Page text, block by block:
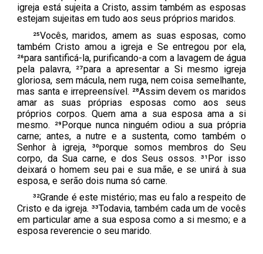
igreja está sujeita a Cristo, assim também as esposas
estejam sujeitas em tudo aos seus próprios maridos.
²⁵Vocês, maridos, amem as suas esposas, como
também Cristo amou a igreja e Se entregou por ela,
²⁶para santificá-la, purificando-a com a lavagem de água
pela palavra, ²⁷para a apresentar a Si mesmo igreja
gloriosa, sem mácula, nem ruga, nem coisa semelhante,
mas santa e irrepreensível. ²⁸Assim devem os maridos
amar as suas próprias esposas como aos seus
próprios corpos. Quem ama a sua esposa ama a si
mesmo. ²⁹Porque nunca ninguém odiou a sua própria
carne; antes, a nutre e a sustenta, como também o
Senhor à igreja, ³⁰porque somos membros do Seu
corpo, da Sua carne, e dos Seus ossos. ³¹Por isso
deixará o homem seu pai e sua mãe, e se unirá à sua
esposa, e serão dois numa só carne.
³²Grande é este mistério; mas eu falo a respeito de
Cristo e da igreja. ³³Todavia, também cada um de vocês
em particular ame a sua esposa como a si mesmo; e a
esposa reverencie o seu marido.